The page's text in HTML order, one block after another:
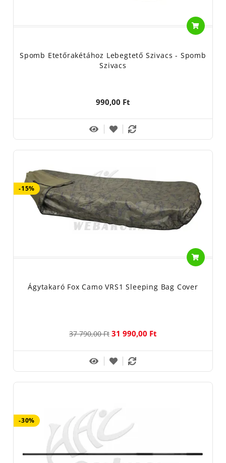
Spomb Etetőrakétához Lebegtető Szivacs - Spomb
Szivacs
990,00 Ft
-15%
Ágytakaró Fox Camo VRS1 Sleeping Bag Cover
37 790,00 Ft 31 990,00 Ft
-30%